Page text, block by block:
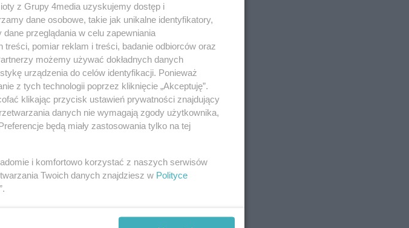
z Grupy 4media uzyskujemy dostęp i
dane osobowe, takie jak unikalne identyfikatory,
przeglądania w celu zapewniania
pomiar reklam i treści, badanie odbiorców oraz
możemy używać dokładnych danych
urządzenia do celów identyfikacji. Ponieważ
z tych technologii poprzez kliknięcie „Akceptuję”.
klikając przycisk ustawień prywatności znajdujący
danych nie wymagają zgody użytkownika,
będą miały zastosowania tylko na tej
i komfortowo korzystać z naszych serwisów
Twoich danych znajdziesz w Polityce